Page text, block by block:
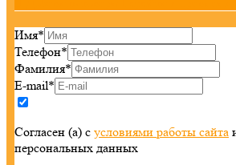
Имя*
Телефон*
Фамилия*
E-mail*
Согласен (а) с условиями работы сайта
персональных данных